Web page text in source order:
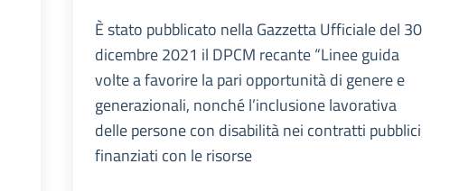
È stato pubblicato nella Gazzetta Ufficiale del 30
dicembre 2021 il DPCM recante “Linee guida
volte a favorire la pari opportunità di genere e
generazionali, nonché l’inclusione lavorativa
delle persone con disabilità nei contratti pubblici
finanziati con le risorse